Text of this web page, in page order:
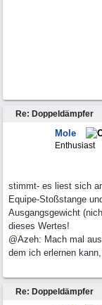
Re: Doppeldämpfer
Mole
Enthusiast
stimmt- es liest sich
Equipe-Stoßstange
Ausgangsgewicht
dieses Wertes!
@Azeh: Mach mal
dem ich erlernen
Re: Doppeldämpfer